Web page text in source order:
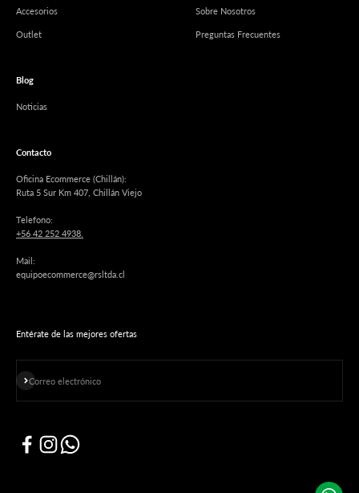
Accesorios
Outlet
Sobre Nosotros
Preguntas Frecuentes
Blog
Noticias
Contacto
Oficina Ecommerce (Chillán):
Ruta 5 Sur Km 407, Chillán Viejo
Telefono:
+56 42 252 4938.
Mail:
equipoecommerce@rsltda.cl
Entérate de las mejores ofertas
Correo electrónico
Suscribirse